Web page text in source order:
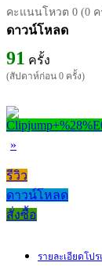
คะแนนโหวต 0 (0 ค
ดาวน์โหลด
91 ครั้ง
(สัปดาห์ก่อน 0 ครั้ง)
»
รีวิว
ดาวน์โหลด
สั่งซื้อ
รายละเอียดโป